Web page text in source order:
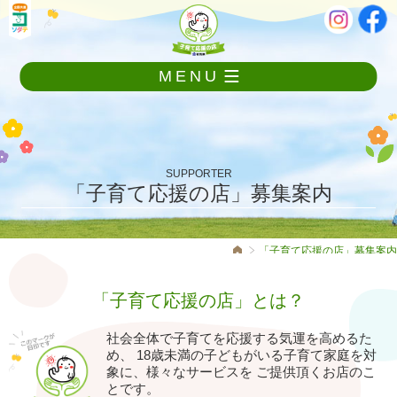
ニ
し
て
本
MENU
SUPPORTER
「子育て応援の店」募集案内
「子育て応援の店」募集案内
「子育て応援の店」とは？
社会全体で子育てを応援する気運を高めるた
め、
18歳未満の子どもがいる子育て家庭を対
象に、様々なサービスを ご提供頂くお店のこ
とです。